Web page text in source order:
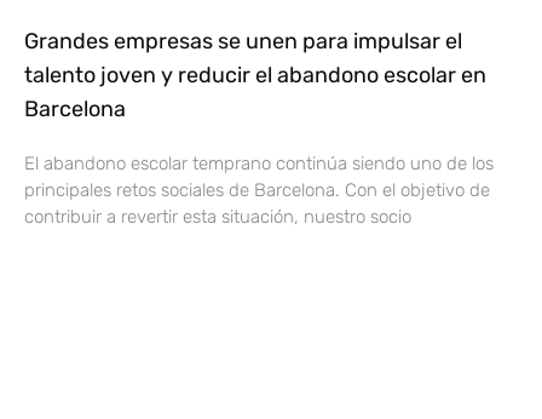
Grandes empresas se unen para impulsar el
talento joven y reducir el abandono escolar en
Barcelona
El abandono escolar temprano continúa siendo uno de los
principales retos sociales de Barcelona. Con el objetivo de
contribuir a revertir esta situación, nuestro socio